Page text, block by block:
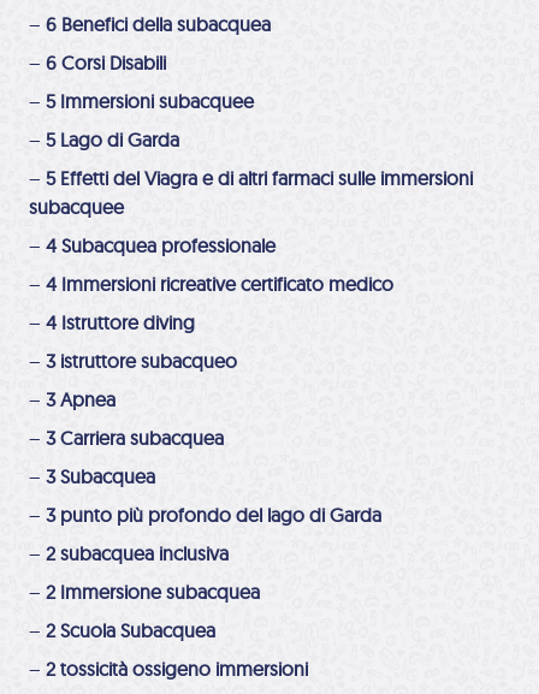
– 6 Benefici della subacquea
– 6 Corsi Disabili
– 5 Immersioni subacquee
– 5 Lago di Garda
– 5 Effetti del Viagra e di altri farmaci sulle immersioni
subacquee
– 4 Subacquea professionale
– 4 Immersioni ricreative certificato medico
– 4 Istruttore diving
– 3 istruttore subacqueo
– 3 Apnea
– 3 Carriera subacquea
– 3 Subacquea
– 3 punto più profondo del lago di Garda
– 2 subacquea inclusiva
– 2 Immersione subacquea
– 2 Scuola Subacquea
– 2 tossicità ossigeno immersioni